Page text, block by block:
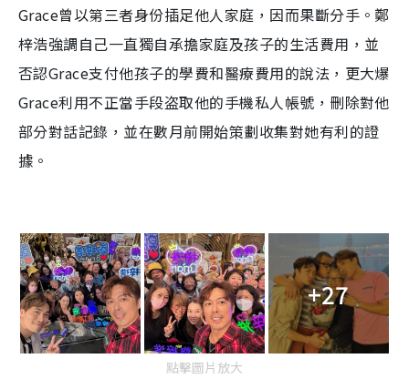
Grace曾以第三者身份插足他人家庭，因而果斷分手。鄭
梓浩強調自己一直獨自承擔家庭及孩子的生活費用，並
否認Grace支付他孩子的學費和醫療費用的說法，更大爆
Grace利用不正當手段盗取他的手機私人帳號，刪除對他
部分對話記錄，並在數月前開始策劃收集對她有利的證
據。
+27
點擊圖片放大